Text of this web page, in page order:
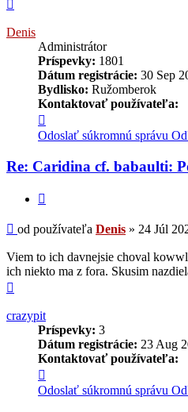
Denis
Administrátor
Príspevky: 1801
Dátum registrácie: 30 Sep
Bydlisko: Ružomberok
Kontaktovať používateľa:
informácie
používateľa
Denis
Odoslať súkromnú správu
Re: Caridina cf. babaulti:
Príspevok
od používateľa Denis » 24 Júl
Viem to ich davnejsie choval
ich niekto ma z fora. Skusim
crazypit
Príspevky: 3
Dátum registrácie: 23 Aug
Kontaktovať používateľa:
informácie
používateľa
Odoslať súkromnú správu